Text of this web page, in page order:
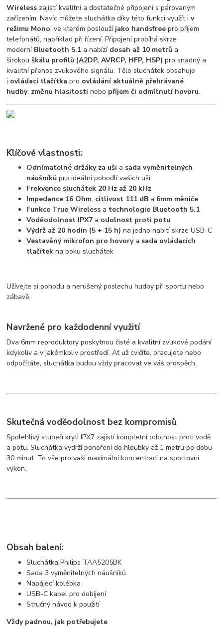
Wireless zajistí kvalitní a dostatečné připojení s párovaným
zařízením. Navíc můžete sluchátka díky této funkci využít i v
režimu Mono, ve kterém poslouží jako handsfree pro příjem
telefonátů, například při řízení. Připojení probíhá skrze
moderní Bluetooth 5.1 a nabízí dosah až 10 metrů a
širokouškálu profilů (A2DP, AVRCP, HFP, HSP) pro snadný a
kvalitní přenos zvukového signálu. Tělo sluchátek obsahuje
i ovládací tlačítka pro ovládání aktuálně přehrávané
hudby, změnu hlasitosti nebo příjem či odmítnutí hovoru.
Klíčové vlastnosti:
Odnímatelné držáky za uši a sada vyměnitelných
náušníků pro ideální pohodlí vašich uší
Frekvence sluchátek 20 Hz až 20 kHz
Impedance 16 Ohm, citlivost 111 dB a 6mm měniče
Funkce True Wireless a technologie Bluetooth 5.1
Voděodolnost IPX7 a odolnost proti potu
Výdrž až 20 hodin (5 + 15 h) na jedno nabití skrze USB-C
Vestavěný mikrofon pro hovorya sada ovládacích
tlačítek na boku sluchátek
Užívejte si pohodu a nerušený poslechu hudby při sportu nebo
zábavě.
Navržené pro každodenní využití
Dva 6mm reproduktory poskytnou čisté a kvalitní zvukové podání
kdykoliv a v jakémkoliv prostředí. Ať už cvičíte, pracujete nebo
odpočítáte, sluchátka budou vždy pracovat ve váš prospěch.
Skutečná voděodolnost bez kompromisů
Spolehlivý stupeň kryti IPX7 zajistí kompletní odolnost proti vodě
a potu. Sluchátka vydrží ponoření do hloubky až 1 metru po dobu
30 minut. To vše pro vaši maximální koncentraci na sportovní
výkon.
Obsah balení:
Sluchátka Philips TAA5205BK
Sada 3 vyměnitelných náušníků
Napájecí kolébka
USB-C kabel pro dobíjení
Stručný návod k použití
Vždy padnou, jak potřebujete